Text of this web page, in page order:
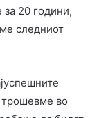
20 години,
следниот
трошевме во